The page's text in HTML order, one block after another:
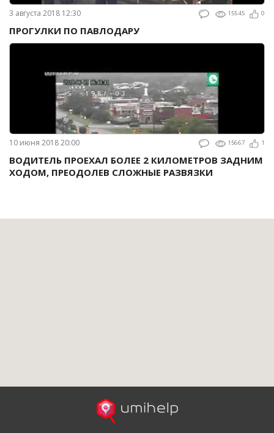
3 августа 2018 12:30 15545 0
ПРОГУЛКИ ПО ПАВЛОДАРУ
10 июня 2018 20:00 15667 1
ВОДИТЕЛЬ ПРОЕХАЛ БОЛЕЕ 2 КИЛОМЕТРОВ ЗАДНИМ
ХОДОМ, ПРЕОДОЛЕВ СЛОЖНЫЕ РАЗВЯЗКИ